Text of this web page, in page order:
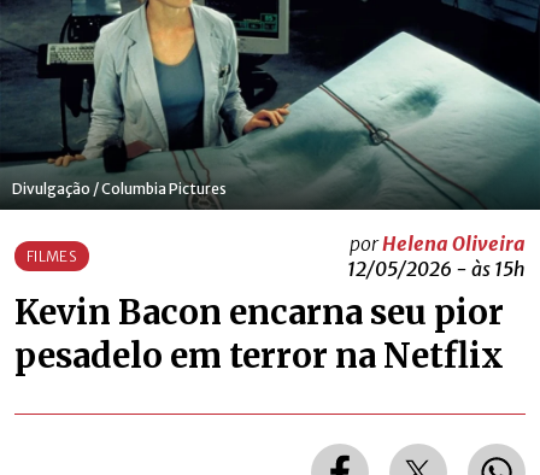
Divulgação / Columbia Pictures
FILMES
porHelena Oliveira
12/05/2026 - às 15h
Kevin Bacon encarna seu pior
pesadelo em terror na Netflix